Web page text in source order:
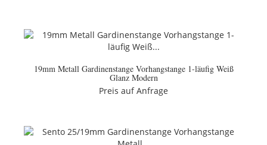
19mm Metall Gardinenstange Vorhangstange 1-läufig Weiß
Glanz Modern
Preis auf Anfrage